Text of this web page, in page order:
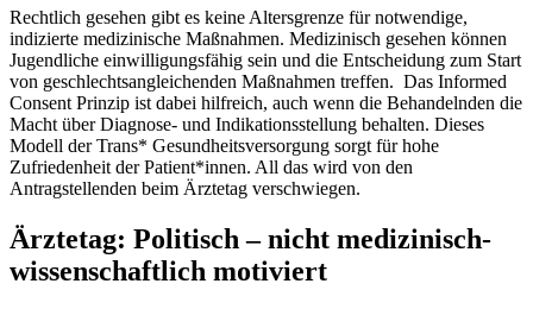
Rechtlich gesehen gibt es keine Altersgrenze für notwendige,
indizierte medizinische Maßnahmen. Medizinisch gesehen können
Jugendliche einwilligungsfähig sein und die Entscheidung zum Start
von geschlechtsangleichenden Maßnahmen treffen. Das Informed
Consent Prinzip ist dabei hilfreich, auch wenn die Behandelnden die
Macht über Diagnose- und Indikationsstellung behalten. Dieses
Modell der Trans* Gesundheitsversorgung sorgt für hohe
Zufriedenheit der Patient*innen. All das wird von den
Antragstellenden beim Ärztetag verschwiegen.
Ärztetag: Politisch – nicht medizinisch-
wissenschaftlich motiviert